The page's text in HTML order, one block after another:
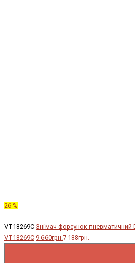
26 %
VT18269C Знімач форсунок пневматичний
VT18269C 9 660грн.7 188грн.